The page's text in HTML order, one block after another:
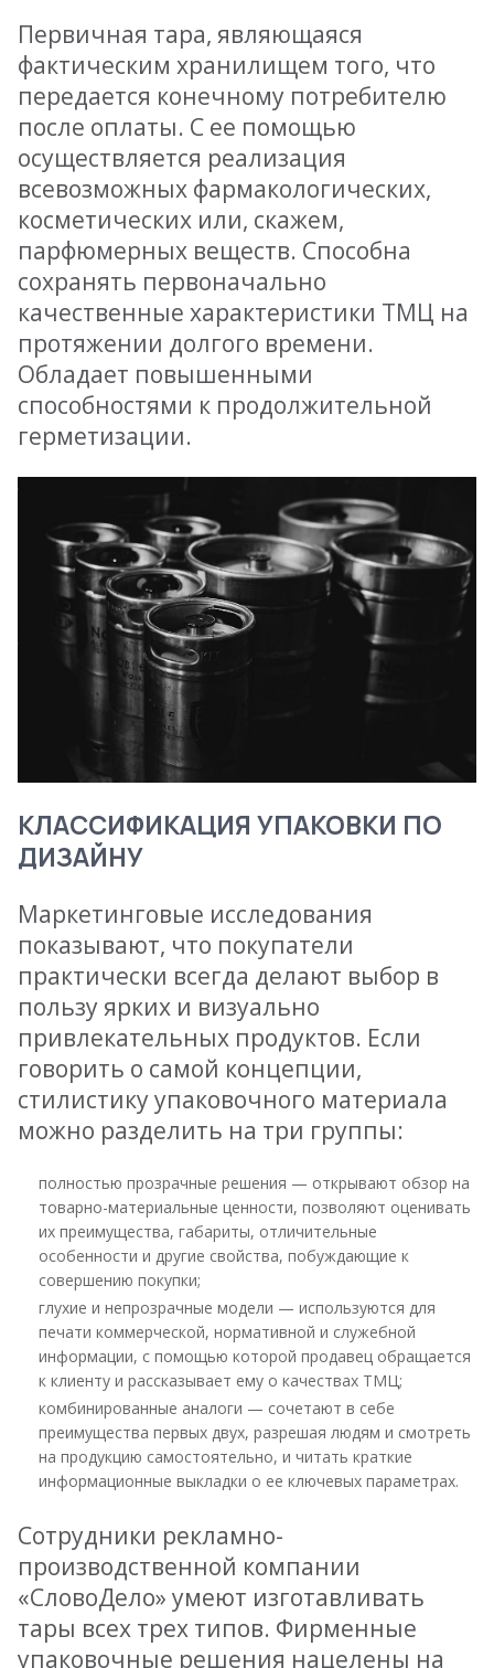
Первичная тара, являющаяся
фактическим хранилищем того, что
передается конечному потребителю
после оплаты. С ее помощью
осуществляется реализация
всевозможных фармакологических,
косметических или, скажем,
парфюмерных веществ. Способна
сохранять первоначально
качественные характеристики ТМЦ на
протяжении долгого времени.
Обладает повышенными
способностями к продолжительной
герметизации.
КЛАССИФИКАЦИЯ УПАКОВКИ ПО
ДИЗАЙНУ
Маркетинговые исследования
показывают, что покупатели
практически всегда делают выбор в
пользу ярких и визуально
привлекательных продуктов. Если
говорить о самой концепции,
стилистику упаковочного материала
можно разделить на три группы:
полностью прозрачные решения — открывают обзор на
товарно-материальные ценности, позволяют оценивать
их преимущества, габариты, отличительные
особенности и другие свойства, побуждающие к
совершению покупки;
глухие и непрозрачные модели — используются для
печати коммерческой, нормативной и служебной
информации, с помощью которой продавец обращается
к клиенту и рассказывает ему о качествах ТМЦ;
комбинированные аналоги — сочетают в себе
преимущества первых двух, разрешая людям и смотреть
на продукцию самостоятельно, и читать краткие
информационные выкладки о ее ключевых параметрах.
Сотрудники рекламно-
производственной компании
«СловоДело» умеют изготавливать
тары всех трех типов. Фирменные
упаковочные решения нацелены на